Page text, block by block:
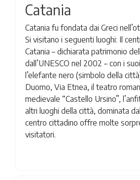
Catania
Catania fu fondata dai Greci
Si visitano i seguenti luoghi: Il
Catania – dichiarata patrimonio
dall’UNESCO nel 2002 – con i
l’elefante nero (simbolo della
Duomo, Via Etnea, il teatro
medievale “Castello Ursino”,
altri luoghi della città, dominata
centro cittadino offre molte
visitatori.